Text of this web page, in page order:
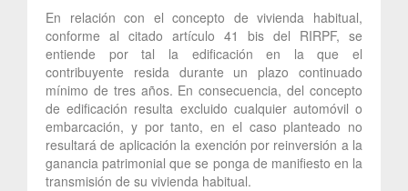
En relación con el concepto de vivienda habitual,
conforme al citado artículo 41 bis del RIRPF, se
entiende por tal la edificación en la que el
contribuyente resida durante un plazo continuado
mínimo de tres años. En consecuencia, del concepto
de edificación resulta excluido cualquier automóvil o
embarcación, y por tanto, en el caso planteado no
resultará de aplicación la exención por reinversión a la
ganancia patrimonial que se ponga de manifiesto en la
transmisión de su vivienda habitual.